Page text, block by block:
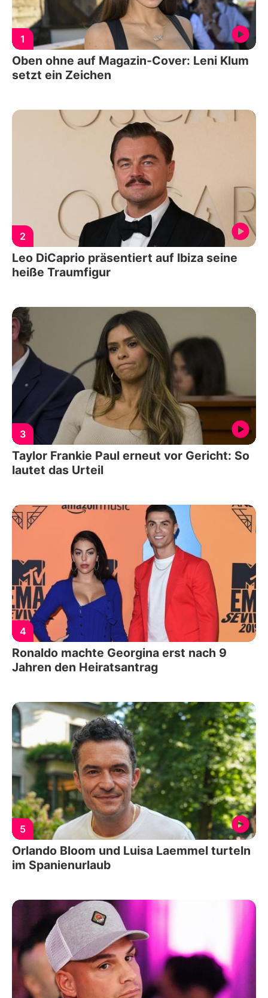
1
Oben ohne auf Magazin-Cover: Leni Klum
setzt ein Zeichen
2
Leo DiCaprio präsentiert auf Ibiza seine
heiße Traumfigur
3
Taylor Frankie Paul erneut vor Gericht: So
lautet das Urteil
4
Ronaldo machte Georgina erst nach 9
Jahren den Heiratsantrag
5
Orlando Bloom und Luisa Laemmel turteln
im Spanienurlaub